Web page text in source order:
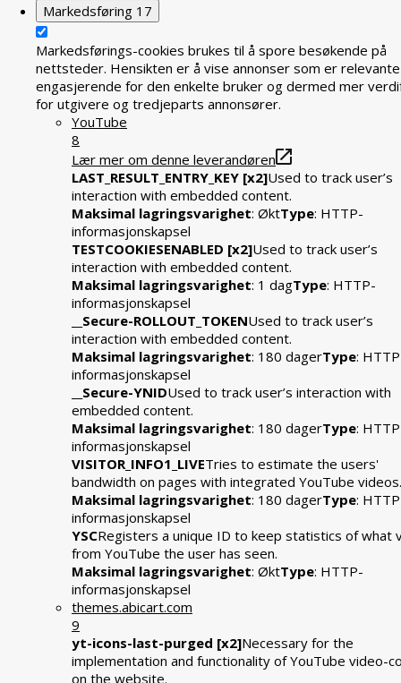
Markedsføring 17
Markedsførings-cookies brukes til å spore besøkende på
nettsteder. Hensikten er å vise annonser som er
engasjerende for den enkelte bruker og dermed mer
for utgivere og tredjeparts annonsører.
YouTube
8
Lær mer om denne leverandøren
LAST_RESULT_ENTRY_KEY [x2]Used to track user’s
interaction with embedded content.
Maksimal lagringsvarighet: ØktType: HTTP-
informasjonskapsel
TESTCOOKIESENABLED [x2]Used to track user’s
interaction with embedded content.
Maksimal lagringsvarighet: 1 dagType: HTTP-
informasjonskapsel
__Secure-ROLLOUT_TOKENUsed to track user’s
interaction with embedded content.
Maksimal lagringsvarighet: 180 dagerType:
informasjonskapsel
__Secure-YNIDUsed to track user’s interaction with
embedded content.
Maksimal lagringsvarighet: 180 dagerType:
informasjonskapsel
VISITOR_INFO1_LIVETries to estimate the users'
bandwidth on pages with integrated YouTube videos.
Maksimal lagringsvarighet: 180 dagerType:
informasjonskapsel
YSCRegisters a unique ID to keep statistics of what
from YouTube the user has seen.
Maksimal lagringsvarighet: ØktType: HTTP-
informasjonskapsel
themes.abicart.com
9
yt-icons-last-purged [x2]Necessary for the
implementation and functionality of YouTube video-
on the website.